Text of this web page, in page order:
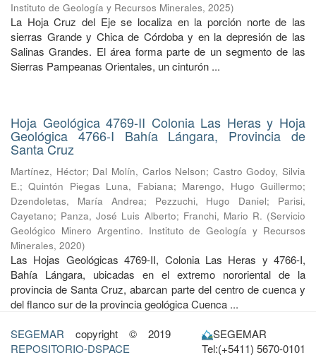
Instituto de Geología y Recursos Minerales, 2025)
La Hoja Cruz del Eje se localiza en la porción norte de las
sierras Grande y Chica de Córdoba y en la depresión de las
Salinas Grandes. El área forma parte de un segmento de las
Sierras Pampeanas Orientales, un cinturón ...
Hoja Geológica 4769-II Colonia Las Heras y Hoja
Geológica 4766-I Bahía Lángara, Provincia de
Santa Cruz
Martínez, Héctor; Dal Molín, Carlos Nelson; Castro Godoy, Silvia
E.;Quintón Piegas Luna, Fabiana; Marengo, Hugo Guillermo;
Dzendoletas, María Andrea; Pezzuchi, Hugo Daniel; Parisi,
Cayetano; Panza, José Luis Alberto; Franchi, Mario R. (Servicio
Geológico Minero Argentino. Instituto de Geología y Recursos
Minerales, 2020)
Las Hojas Geológicas 4769-II, Colonia Las Heras y 4766-I,
Bahía Lángara, ubicadas en el extremo nororiental de la
provincia de Santa Cruz, abarcan parte del centro de cuenca y
del flanco sur de la provincia geológica Cuenca ...
SEGEMAR copyright © 2019
REPOSITORIO-DSPACE
SEGEMAR
Tel:(+5411) 5670-0101